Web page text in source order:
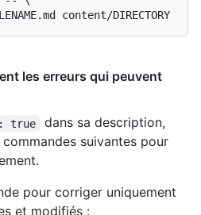
les erreurs qui peuvent
true
dans sa description,
suivantes pour
pour corriger uniquement
et modifiés :